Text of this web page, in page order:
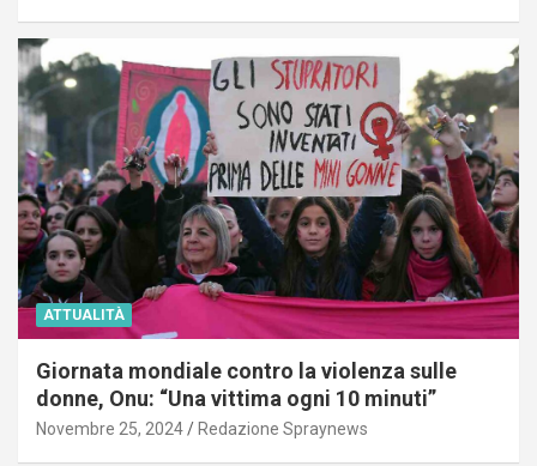
ATTUALITÀ
Giornata mondiale contro la violenza sulle
donne, Onu: “Una vittima ogni 10 minuti”
Novembre 25, 2024 Redazione Spraynews